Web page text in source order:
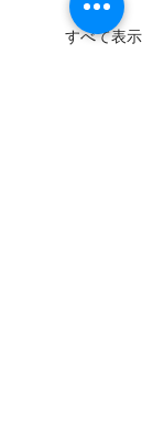
すべて表示